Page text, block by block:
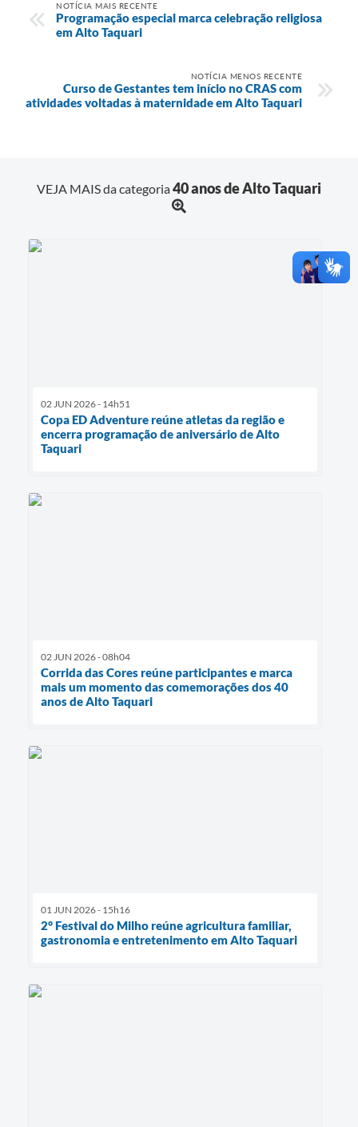
NOTÍCIA MAIS RECENTE
Programação especial marca celebração religiosa
em Alto Taquari
NOTÍCIA MENOS RECENTE
Curso de Gestantes tem início no CRAS com
atividades voltadas à maternidade em Alto Taquari
VEJA MAIS da categoria40 anos de Alto Taquari
02 JUN 2026 - 14h51
Copa ED Adventure reúne atletas da região e
encerra programação de aniversário de Alto
Taquari
02 JUN 2026 - 08h04
Corrida das Cores reúne participantes e marca
mais um momento das comemorações dos 40
anos de Alto Taquari
01 JUN 2026 - 15h16
2° Festival do Milho reúne agricultura familiar,
gastronomia e entretenimento em Alto Taquari